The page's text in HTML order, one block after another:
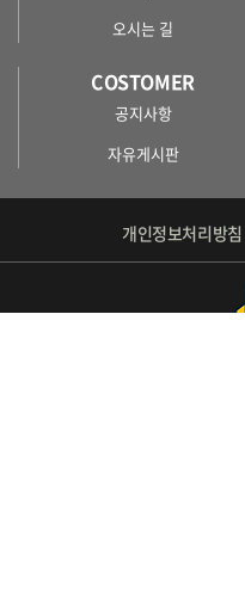
오시는 길
COSTOMER
공지사항
자유게시판
개인정보처리방침